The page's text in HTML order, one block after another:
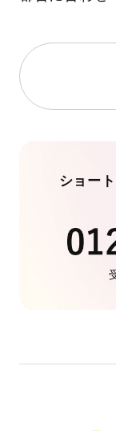
ショー